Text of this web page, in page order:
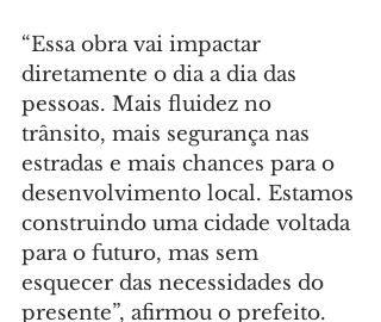
“Essa obra vai impactar
diretamente o dia a dia das
pessoas. Mais fluidez no
trânsito, mais segurança nas
estradas e mais chances para o
desenvolvimento local. Estamos
construindo uma cidade voltada
para o futuro, mas sem
esquecer das necessidades do
presente”, afirmou o prefeito.